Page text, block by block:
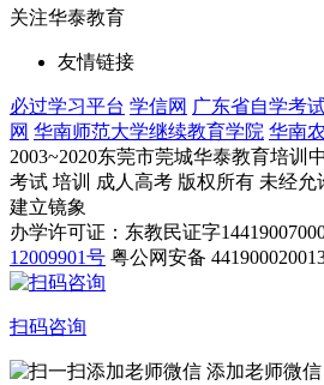
关注华泰教育
友情链接
必过学习平台 学信网 广东省自学考
网 华南师范大学继续教育学院 华南
2003~2020东莞市莞城华泰教育培训
考试 培训 成人高考 版权所有 未经
建立镜象
办学许可证：东教民证字
12009901号 粤公网安备
扫码咨询
添加老师微信